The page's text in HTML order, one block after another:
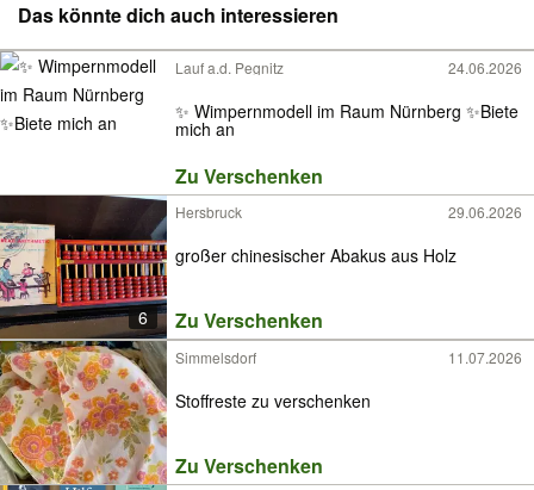
Das könnte dich auch interessieren
Lauf a.d. Pegnitz 24.06.2026
✨ Wimpernmodell im Raum Nürnberg ✨Biete
mich an
Zu Verschenken
6
Hersbruck 29.06.2026
großer chinesischer Abakus aus Holz
Zu Verschenken
Simmelsdorf 11.07.2026
Stoffreste zu verschenken
Zu Verschenken